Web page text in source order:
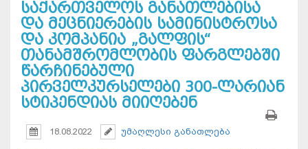
საქართველოს განათლებისა
და მეცნიერების სამინისტროსა
და კომპანია „გალფის“
თანამშრომლობის ფარგლებში
წარჩინებული
პირველკურსელები 300-ლარიან
სტიპენდიას მიიღებენ
18.08.2022 უმაღლესი განათლება